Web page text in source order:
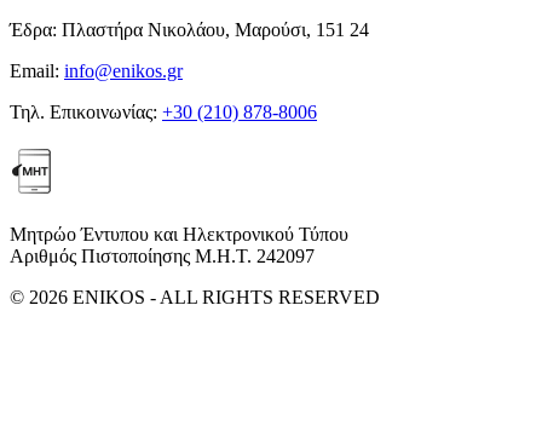
Έδρα: Πλαστήρα Νικολάου, Μαρούσι, 151 24
Email: info@enikos.gr
Τηλ. Επικοινωνίας: +30 (210) 878-8006
Μητρώο Έντυπου και Ηλεκτρονικού Τύπου
Αριθμός Πιστοποίησης Μ.Η.Τ. 242097
© 2026 ENIKOS - ALL RIGHTS RESERVED